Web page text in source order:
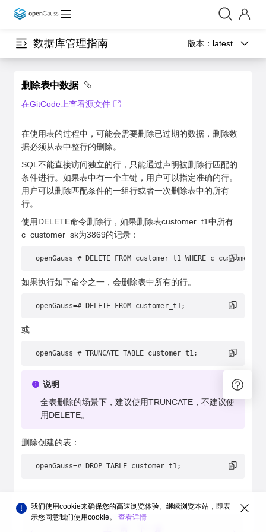
数据库管理指南 版本： latest
删除表中数据
在GitCode上查看源文件
在使用表的过程中，可能会需要删除已过期的数据，删除数
据必须从表中整行的删除。
SQL不能直接访问独立的行，只能通过声明被删除行匹配的
条件进行。如果表中有一个主键，用户可以指定准确的行。
用户可以删除匹配条件的一组行或者一次删除表中的所有
行。
使用DELETE命令删除行，如果删除表customer_t1中所有
c_customer_sk为3869的记录：
openGauss=# DELETE FROM customer_t1 WHERE
如果执行如下命令之一，会删除表中所有的行。
openGauss=# DELETE FROM customer_t1;
或
openGauss=# TRUNCATE TABLE customer_t1;
说明
全表删除的场景下，建议使用TRUNCATE，不建议使
用DELETE。
删除创建的表：
openGauss=# DROP TABLE customer_t1;
我们使用cookie来确保您的高速浏览体验。继续浏览本站，即表
示您同意我们使用cookie。 查看详情